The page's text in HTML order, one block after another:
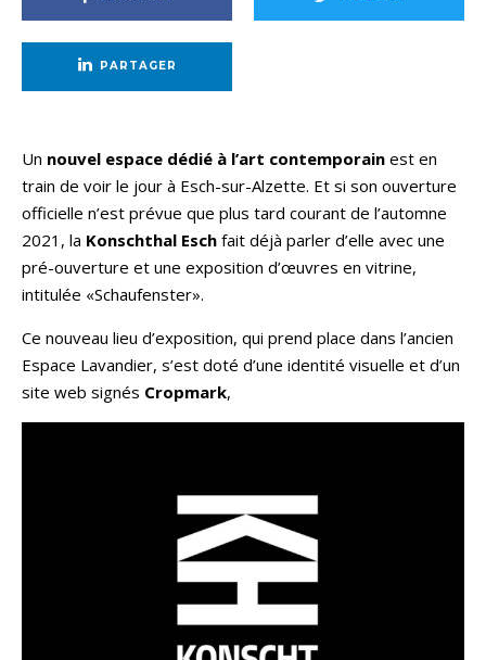
PARTAGER
Un nouvel espace dédié à l’art contemporain est en
train de voir le jour à Esch-sur-Alzette. Et si son ouverture
officielle n’est prévue que plus tard courant de l’automne
2021, la Konschthal Esch fait déjà parler d’elle avec une
pré-ouverture et une exposition d’œuvres en vitrine,
intitulée «Schaufenster».
Ce nouveau lieu d’exposition, qui prend place dans l’ancien
Espace Lavandier, s’est doté d’une identité visuelle et d’un
site web signés Cropmark,